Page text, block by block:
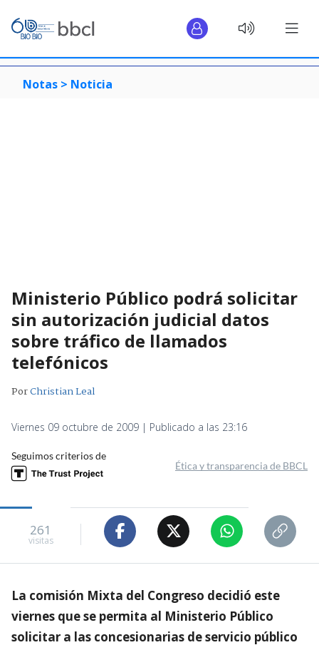
Notas > Noticia
Ministerio Público podrá solicitar
sin autorización judicial datos
sobre tráfico de llamados
telefónicos
PorChristian Leal
Viernes 09 octubre de 2009 | Publicado a las 23:16
Seguimos criterios de
Ética y transparencia de BBCL
261
visitas
La comisión Mixta del Congreso decidió este
viernes que se permita al Ministerio Público
solicitar a las concesionarias de servicio público